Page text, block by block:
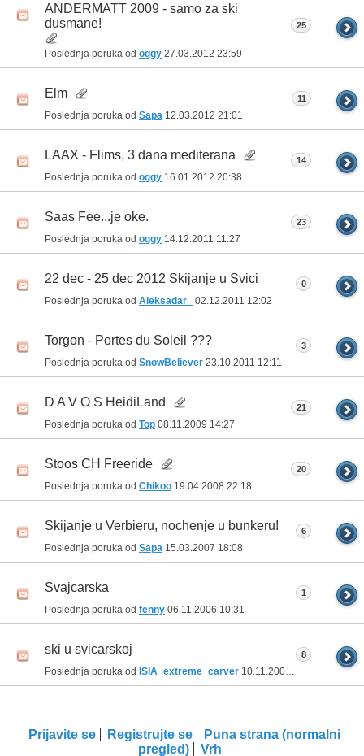
ANDERMATT 2009 - samo za ski
dusmane!
Poslednja poruka od oggy 27.03.2012 23:59
25
Elm
Poslednja poruka od Sapa 12.03.2012 21:01
11
LAAX - Flims, 3 dana mediterana
Poslednja poruka od oggy 16.01.2012 20:38
14
Saas Fee...je oke.
Poslednja poruka od oggy 14.12.2011 11:27
23
22 dec - 25 dec 2012 Skijanje u Svici
Poslednja poruka od Aleksadar_ 02.12.2011 12:02
0
Torgon - Portes du Soleil ???
Poslednja poruka od SnowBeliever 23.10.2011 12:11
3
D A V O S HeidiLand
Poslednja poruka od Top 08.11.2009 14:27
21
Stoos CH Freeride
Poslednja poruka od Chikoo 19.04.2008 22:18
20
Skijanje u Verbieru, nochenje u bunkeru!
Poslednja poruka od Sapa 15.03.2007 18:08
6
Svajcarska
Poslednja poruka od fenny 06.11.2006 10:31
1
ski u svicarskoj
Poslednja poruka od ISIA_extreme_carver 10.11.2005 22:19
8
Prijavite se Registrujte se
Puna strana (normalni
pregled)
Vrh